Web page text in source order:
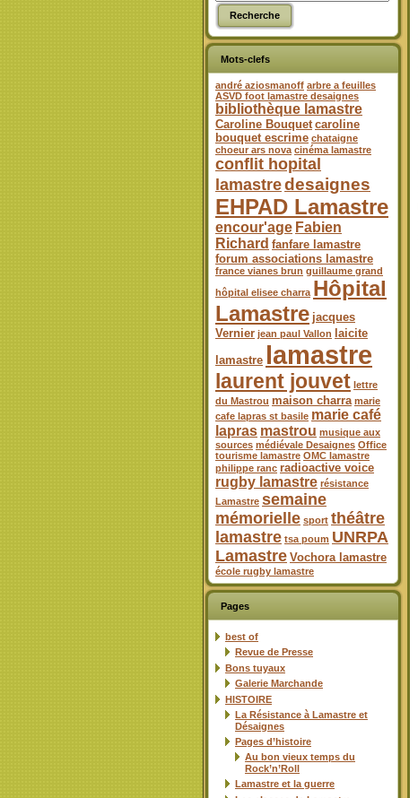
Mots-clefs
andré aziosmanoff arbre a feuilles
ASVD foot lamastre desaignes
bibliothèque lamastre
Caroline Bouquet caroline
bouquet escrime chataigne
choeur ars nova cinéma lamastre
conflit hopital
lamastredesaignes
EHPAD Lamastre
encour'age Fabien
Richard fanfare lamastre
forum associations lamastre
france vianes brun guillaume grand
hôpital elisee charra Hôpital
Lamastre jacques
Vernier jean paul Vallon
laicite
lamastre lamastre
laurent jouvet lettre
du Mastrou maison charra marie
cafe lapras st basile marie café
lapras mastrou musique aux
sources médiévale Desaignes Office
tourisme lamastre OMC lamastre
philippe ranc radioactive voice
rugby lamastre résistance
Lamastre semaine
mémorielle sport théâtre
lamastre tsa poum UNRPA
Lamastre Vochora lamastre
école rugby lamastre
Pages
best of
Revue de Presse
Bons tuyaux
Galerie Marchande
HISTOIRE
La Résistance à Lamastre et
Désaignes
Pages d’histoire
Au bon vieux temps du
Rock’n’Roll
Lamastre et la guerre